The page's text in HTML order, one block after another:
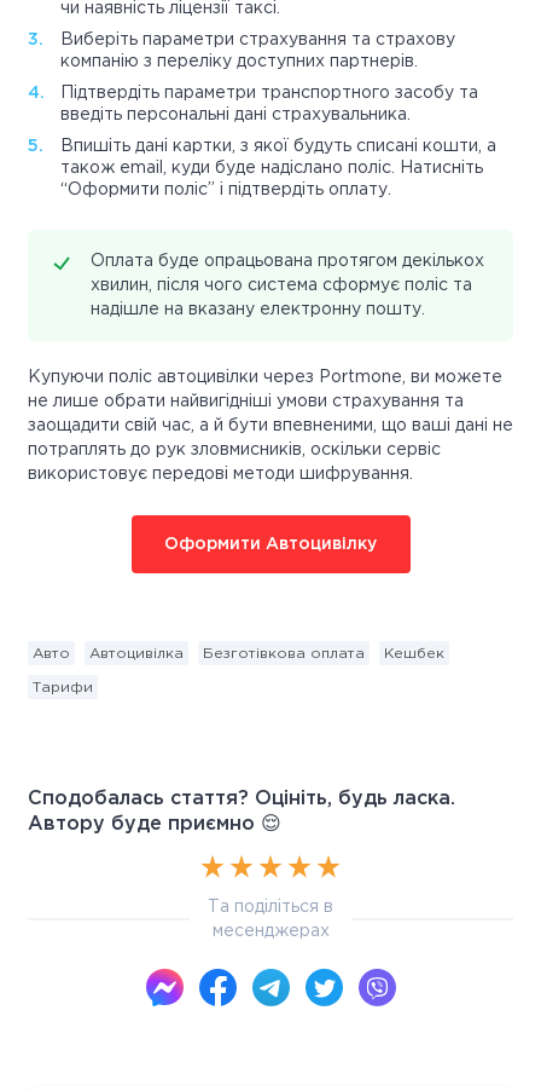
чи наявність ліцензії таксі.
Виберіть параметри страхування та страхову
компанію з переліку доступних партнерів.
Підтвердіть параметри транспортного засобу та
введіть персональні дані страхувальника.
Впишіть дані картки, з якої будуть списані кошти, а
також email, куди буде надіслано поліс. Натисніть
“Оформити поліс” і підтвердіть оплату.
Оплата буде опрацьована протягом декількох
хвилин, після чого система сформує поліс та
надішле на вказану електронну пошту.
Купуючи поліс автоцивілки через Portmone, ви можете
не лише обрати найвигідніші умови страхування та
заощадити свій час, а й бути впевненими, що ваші дані не
потраплять до рук зловмисників, оскільки сервіс
використовує передові методи шифрування.
Оформити Автоцивілку
Авто Автоцивілка Безготівкова оплата Кешбек
Тарифи
Сподобалась стаття? Оцініть, будь ласка.
Автору буде приємно 😌
Та поділіться в
месенджерах